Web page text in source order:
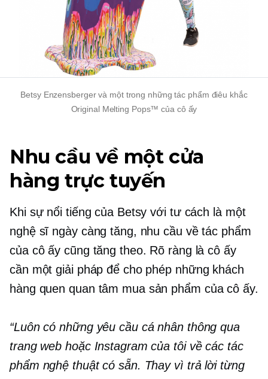
Betsy Enzensberger và một trong những tác phẩm điêu khắc
Original Melting Pops™ của cô ấy
Nhu cầu về một cửa
hàng trực tuyến
Khi sự nổi tiếng của Betsy với tư cách là một
nghệ sĩ ngày càng tăng, nhu cầu về tác phẩm
của cô ấy cũng tăng theo. Rõ ràng là cô ấy
cần một giải pháp để cho phép những khách
hàng quen quan tâm mua sản phẩm của cô ấy.
“Luôn có những yêu cầu cá nhân thông qua
trang web hoặc Instagram của tôi về các tác
phẩm nghệ thuật có sẵn. Thay vì trả lời từng